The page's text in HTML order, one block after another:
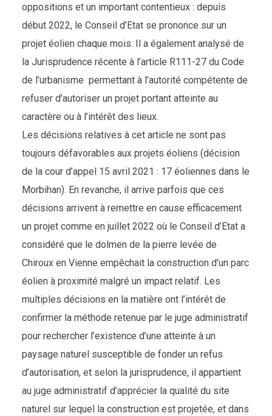
oppositions et un important contentieux : depuis
début 2022, le Conseil d’Etat se prononce sur un
projet éolien chaque mois. Il a également analysé de
la Jurisprudence récente à l’article R111-27 du Code
de l’urbanisme permettant à l’autorité compétente de
refuser d’autoriser un projet portant atteinte au
caractère ou à l’intérêt des lieux.
Les décisions relatives à cet article ne sont pas
toujours défavorables aux projets éoliens (décision
de la cour d’appel 15 avril 2021 : 17 éoliennes dans le
Morbihan). En revanche, il arrive parfois que ces
décisions arrivent à remettre en cause efficacement
un projet comme en juillet 2022 où le Conseil d’Etat a
considéré que le dolmen de la pierre levée de
Chiroux en Vienne empêchait la construction d’un parc
éolien à proximité malgré un impact relatif. Les
multiples décisions en la matière ont l’intérêt de
confirmer la méthode retenue par le juge administratif
pour rechercher l’existence d’une atteinte à un
paysage naturel susceptible de fonder un refus
d’autorisation, et selon la jurisprudence, il appartient
au juge administratif d’apprécier la qualité du site
naturel sur lequel la construction est projetée, et dans